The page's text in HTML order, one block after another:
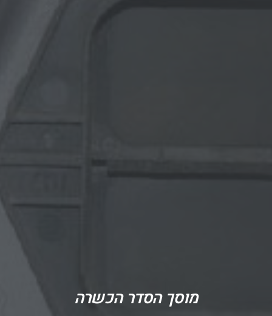
מוסך הסדר הכשרה